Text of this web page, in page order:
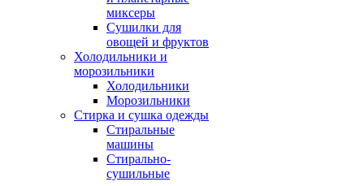
миксеры
Сушилки для
овощей и фруктов
Холодильники и
морозильники
Холодильники
Морозильники
Стирка и сушка одежды
Стиральные
машины
Стирально-
сушильные